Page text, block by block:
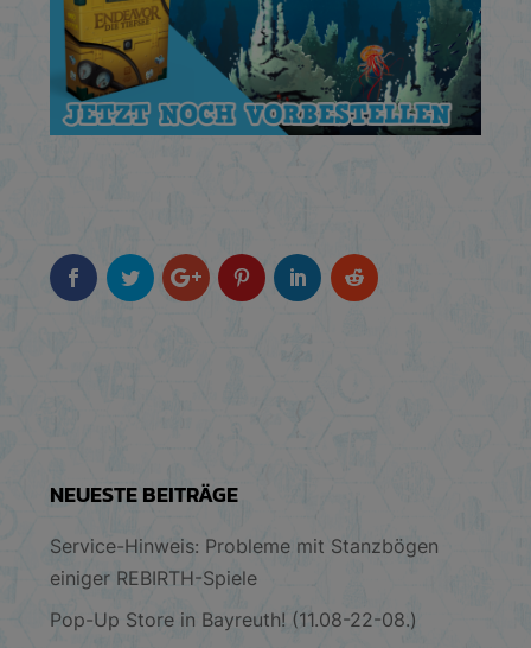
NEUESTE BEITRÄGE
Service-Hinweis: Probleme mit Stanzbögen
einiger REBIRTH-Spiele
Pop-Up Store in Bayreuth! (11.08-22-08.)